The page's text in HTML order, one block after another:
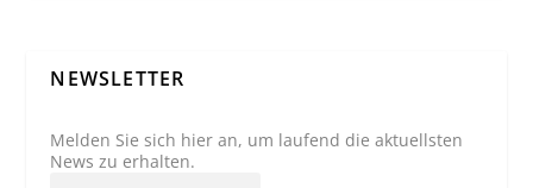
NEWSLETTER
Melden Sie sich hier an, um laufend die aktuellsten
News zu erhalten.